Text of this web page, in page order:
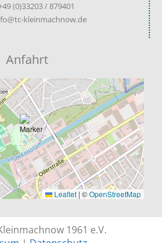
(0)33203 / 879401
kleinmachnow.de
Anfahrt
Leaflet | ©OpenStreetMap
1961 e.V.